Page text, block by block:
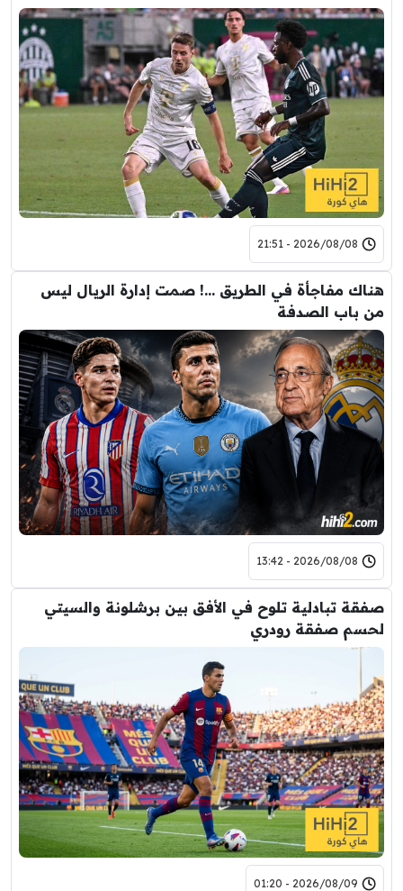
2026/08/08 - 21:51
هناك مفاجأة في الطريق …! صمت إدارة الريال ليس
من باب الصدفة
2026/08/08 - 13:42
صفقة تبادلية تلوح في الأفق بين برشلونة والسيتي
لحسم صفقة رودري
2026/08/09 - 01:20